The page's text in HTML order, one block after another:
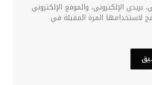
الإلكتروني، والموقع الإلكتروني
لاستخدامها المرة المقبلة في